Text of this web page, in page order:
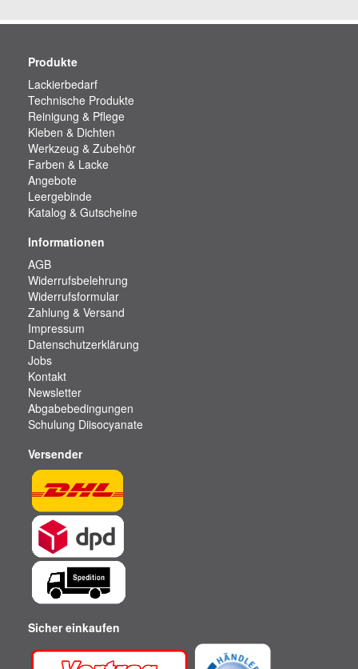
Produkte
Lackierbedarf
Technische Produkte
Reinigung & Pflege
Kleben & Dichten
Werkzeug & Zubehör
Farben & Lacke
Angebote
Leergebinde
Katalog & Gutscheine
Informationen
AGB
Widerrufsbelehrung
Widerrufsformular
Zahlung & Versand
Impressum
Datenschutzerklärung
Jobs
Kontakt
Newsletter
Abgabebedingungen
Schulung Diisocyanate
Versender
Sicher einkaufen